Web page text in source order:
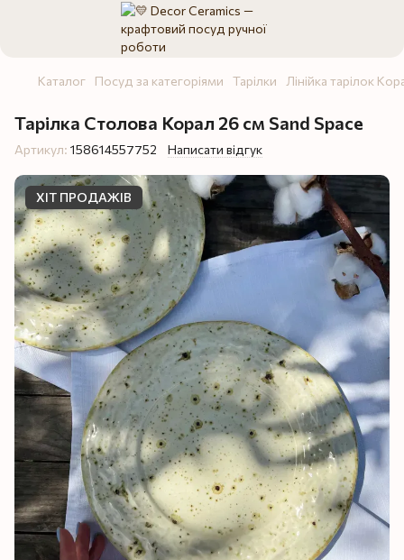
Каталог Посуд за категоріями Тарілки Лінійка тарілок
Тарілка Столова Корал 26 см Sand Space
Артикул: 158614557752 Написати відгук
ХІТ ПРОДАЖІВ